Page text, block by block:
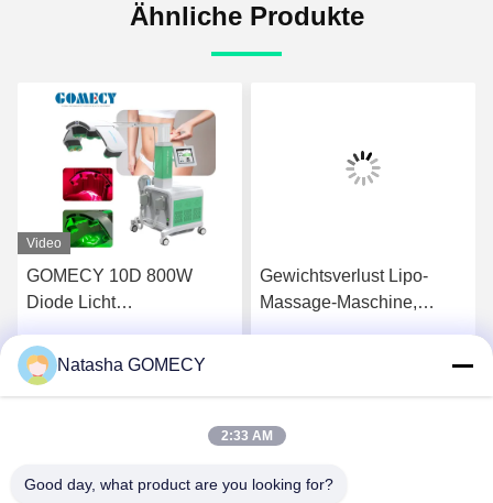
Ähnliche Produkte
Video
GOMECY 10D 800W
Diode Licht
Stimulation Ausrüstung für
Schönheit Schlankheit
Gewichtsverlust Lipo-
Massage-Maschine,
Natasha GOMECY
2:33 AM
Good day, what product are you looking for?